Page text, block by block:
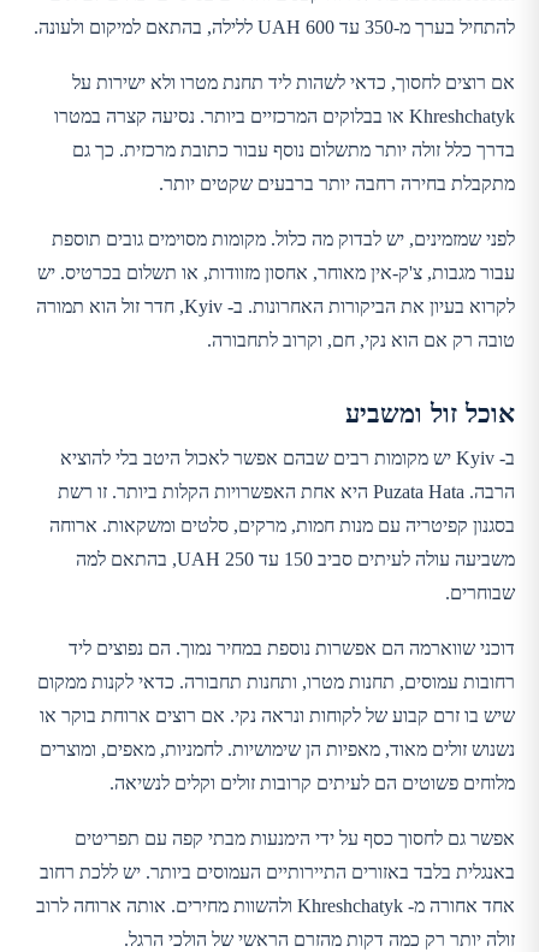
להתחיל בערך מ-350 עד 600 UAH ללילה, בהתאם למיקום ולעונה.
אם רוצים לחסוך, כדאי לשהות ליד תחנת מטרו ולא ישירות על
Khreshchatyk או בבלוקים המרכזיים ביותר. נסיעה קצרה במטרו
בדרך כלל זולה יותר מתשלום נוסף עבור כתובת מרכזית. כך גם
מתקבלת בחירה רחבה יותר ברבעים שקטים יותר.
לפני שמזמינים, יש לבדוק מה כלול. מקומות מסוימים גובים תוספת
עבור מגבות, צ'ק-אין מאוחר, אחסון מזוודות, או תשלום בכרטיס. יש
לקרוא בעיון את הביקורות האחרונות. ב- Kyiv, חדר זול הוא תמורה
טובה רק אם הוא נקי, חם, וקרוב לתחבורה.
אוכל זול ומשביע
ב- Kyiv יש מקומות רבים שבהם אפשר לאכול היטב בלי להוציא
הרבה. Puzata Hata היא אחת האפשרויות הקלות ביותר. זו רשת
בסגנון קפיטריה עם מנות חמות, מרקים, סלטים ומשקאות. ארוחה
משביעה עולה לעיתים סביב 150 עד 250 UAH, בהתאם למה
שבוחרים.
דוכני שווארמה הם אפשרות נוספת במחיר נמוך. הם נפוצים ליד
רחובות עמוסים, תחנות מטרו, ותחנות תחבורה. כדאי לקנות ממקום
שיש בו זרם קבוע של לקוחות ונראה נקי. אם רוצים ארוחת בוקר או
נשנוש זולים מאוד, מאפיות הן שימושיות. לחמניות, מאפים, ומוצרים
מלוחים פשוטים הם לעיתים קרובות זולים וקלים לנשיאה.
אפשר גם לחסוך כסף על ידי הימנעות מבתי קפה עם תפריטים
באנגלית בלבד באזורים התיירותיים העמוסים ביותר. יש ללכת רחוב
אחד אחורה מ- Khreshchatyk ולהשוות מחירים. אותה ארוחה לרוב
זולה יותר רק כמה דקות מהזרם הראשי של הולכי הרגל.